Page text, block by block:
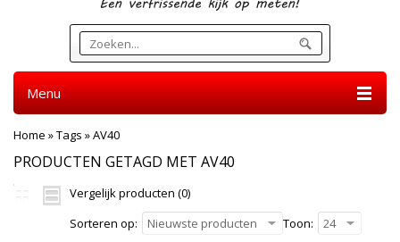
Menu
Home »Tags »AV40
PRODUCTEN GETAGD MET AV40
Vergelijk producten (0)
Sorteren op:
Nieuwste producten Toon: 24